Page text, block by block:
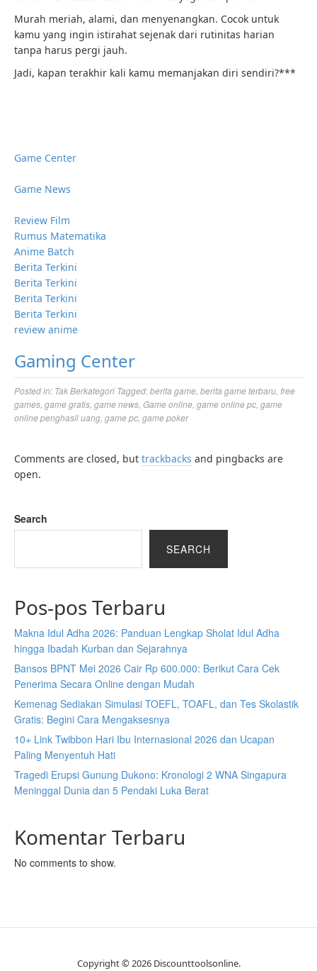
Murah meriah, alami, dan menyenangkan. Cocok untuk
kamu yang ingin istirahat sejenak dari rutinitas harian
tanpa harus pergi jauh.
Jadi, kapan terakhir kali kamu memanjakan diri sendiri?***
Game Center
Game News
Review Film
Rumus Matematika
Anime Batch
Berita Terkini
Berita Terkini
Berita Terkini
Berita Terkini
review anime
Gaming Center
Posted in: Tak Berkategori Tagged:berita game berita game terbaru free
games game gratis game news Game online game online pc game
online penghasil uang game pc game poker
Comments are closed, but trackbacks and pingbacks are
open.
Search
SEARCH
Pos-pos Terbaru
Makna Idul Adha 2026: Panduan Lengkap Sholat Idul Adha
hingga Ibadah Kurban dan Sejarahnya
Bansos BPNT Mei 2026 Cair Rp 600.000: Berikut Cara Cek
Penerima Secara Online dengan Mudah
Kemenag Sediakan Simulasi TOEFL, TOAFL, dan Tes Skolastik
Gratis: Begini Cara Mengaksesnya
10+ Link Twibbon Hari Ibu Internasional 2026 dan Ucapan
Paling Menyentuh Hati
Tragedi Erupsi Gunung Dukono: Kronologi 2 WNA Singapura
Meninggal Dunia dan 5 Pendaki Luka Berat
Komentar Terbaru
No comments to show.
Copyright © 2026 Discounttoolsonline.